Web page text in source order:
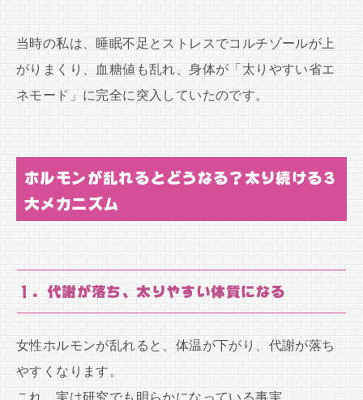
当時の私は、睡眠不足とストレスでコルチゾールが上
がりまくり、血糖値も乱れ、身体が「太りやすい省エ
ネモード」に完全に突入していたのです。
ホルモンが乱れるとどうなる？太り続ける3
大メカニズム
１．代謝が落ち、太りやすい体質になる
女性ホルモンが乱れると、体温が下がり、代謝が落ち
やすくなります。
これ、実は研究でも明らかになっている事実。